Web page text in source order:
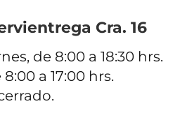
Cra. 16
de 8:00 a 18:30 hrs.
a 17:00 hrs.